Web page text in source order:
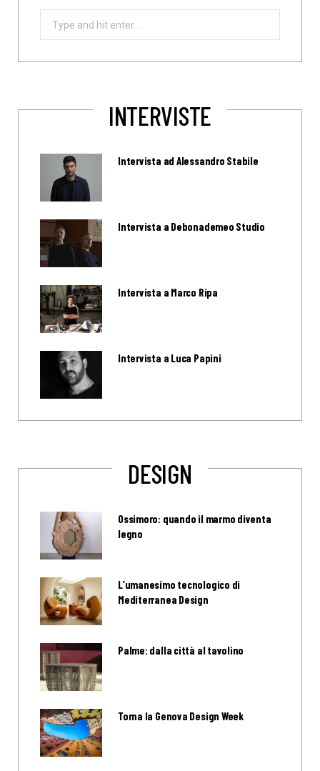
INTERVISTE
Intervista ad Alessandro Stabile
Intervista a Debonademeo Studio
Intervista a Marco Ripa
Intervista a Luca Papini
DESIGN
Ossimoro: quando il marmo diventa
legno
L’umanesimo tecnologico di
Mediterranea Design
Palme: dalla città al tavolino
Torna la Genova Design Week